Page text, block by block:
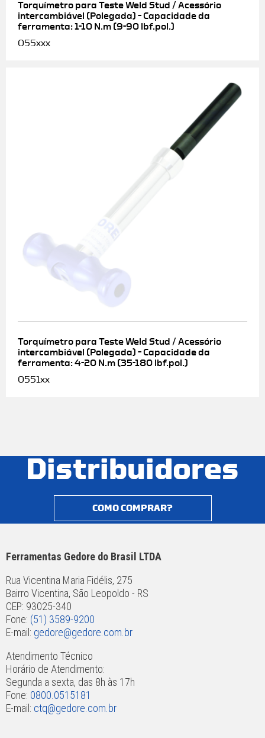
Torquímetro para Teste Weld Stud / Acessório
intercambiável (Polegada) – Capacidade da
ferramenta: 1-10 N.m (9-90 lbf.pol.)
055xxx
Torquímetro para Teste Weld Stud / Acessório
intercambiável (Polegada) – Capacidade da
ferramenta: 4-20 N.m (35-180 lbf.pol.)
0551xx
Distribuidores
COMO COMPRAR?
Ferramentas Gedore do Brasil LTDA
Rua Vicentina Maria Fidélis, 275
Bairro Vicentina, São Leopoldo - RS
CEP: 93025-340
Fone: (51) 3589-9200
E-mail: gedore@gedore.com.br
Atendimento Técnico
Horário de Atendimento:
Segunda a sexta, das 8h às 17h
Fone: 0800.0515181
E-mail: ctq@gedore.com.br